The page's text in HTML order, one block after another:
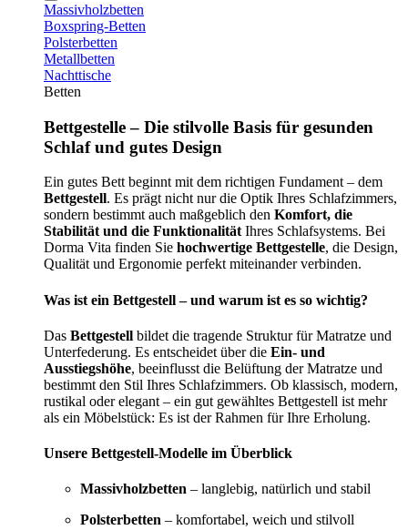
Massivholzbetten
Boxspring-Betten
Polsterbetten
Metallbetten
Nachttische
Betten
Bettgestelle – Die stilvolle Basis für gesunden
Schlaf und gutes Design
Ein gutes Bett beginnt mit dem richtigen Fundament – dem
Bettgestell. Es prägt nicht nur die Optik Ihres Schlafzimmers,
sondern bestimmt auch maßgeblich den Komfort, die
Stabilität und die Funktionalität Ihres Schlafsystems. Bei
Dorma Vita finden Sie hochwertige Bettgestelle, die Design,
Qualität und Ergonomie perfekt miteinander verbinden.
Was ist ein Bettgestell – und warum ist es so wichtig?
Das Bettgestell bildet die tragende Struktur für Matratze und
Unterfederung. Es entscheidet über die Ein- und
Ausstiegshöhe, beeinflusst die Belüftung der Matratze und
bestimmt den Stil Ihres Schlafzimmers. Ob klassisch, modern,
rustikal oder elegant – ein gut gewähltes Bettgestell ist mehr
als ein Möbelstück: Es ist der Rahmen für Ihre Erholung.
Unsere Bettgestell-Modelle im Überblick
Massivholzbetten – langlebig, natürlich und stabil
Polsterbetten – komfortabel, weich und stilvoll